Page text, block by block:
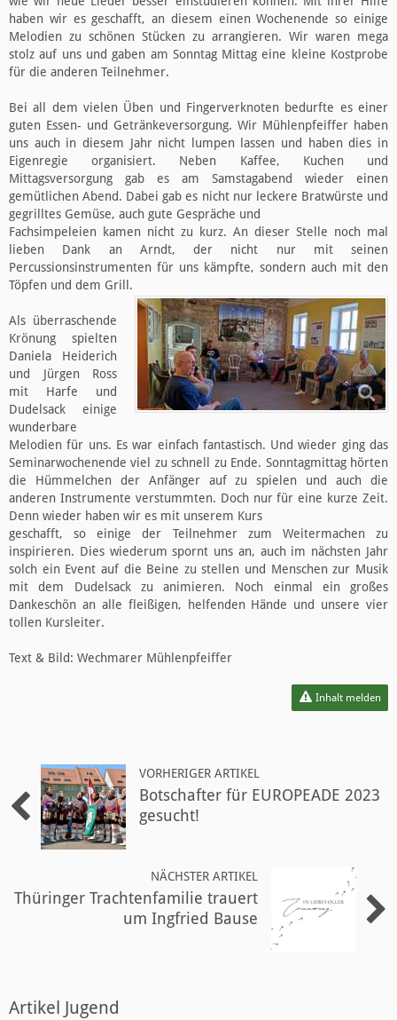
haben wir es geschafft, an diesem einen Wochenende so einige
Melodien zu schönen Stücken zu arrangieren. Wir waren mega
stolz auf uns und gaben am Sonntag Mittag eine kleine Kostprobe
für die anderen Teilnehmer.
Bei all dem vielen Üben und Fingerverknoten bedurfte es einer
guten Essen- und Getränkeversorgung. Wir Mühlenpfeiffer haben
uns auch in diesem Jahr nicht lumpen lassen und haben dies in
Eigenregie organisiert. Neben Kaffee, Kuchen und
Mittagsversorgung gab es am Samstagabend wieder einen
gemütlichen Abend. Dabei gab es nicht nur leckere Bratwürste und
gegrilltes Gemüse, auch gute Gespräche und
Fachsimpeleien kamen nicht zu kurz. An dieser Stelle noch mal
lieben Dank an Arndt, der nicht nur mit seinen
Percussionsinstrumenten für uns kämpfte, sondern auch mit den
Töpfen und dem Grill.
Als überraschende
Krönung spielten
Daniela Heiderich
und Jürgen Ross
mit Harfe und
Dudelsack einige
wunderbare
Melodien für uns. Es war einfach fantastisch. Und wieder ging das
Seminarwochenende viel zu schnell zu Ende. Sonntagmittag hörten
die Hümmelchen der Anfänger auf zu spielen und auch die
anderen Instrumente verstummten. Doch nur für eine kurze Zeit.
Denn wieder haben wir es mit unserem Kurs
geschafft, so einige der Teilnehmer zum Weitermachen zu
inspirieren. Dies wiederum spornt uns an, auch im nächsten Jahr
solch ein Event auf die Beine zu stellen und Menschen zur Musik
mit dem Dudelsack zu animieren. Noch einmal ein großes
Dankeschön an alle fleißigen, helfenden Hände und unsere vier
tollen Kursleiter.
Text & Bild: Wechmarer Mühlenpfeiffer
Inhalt melden
VORHERIGER ARTIKEL
Botschafter für EUROPEADE 2023
gesucht!
NÄCHSTER ARTIKEL
Thüringer Trachtenfamilie trauert
um Ingfried Bause
Artikel Jugend